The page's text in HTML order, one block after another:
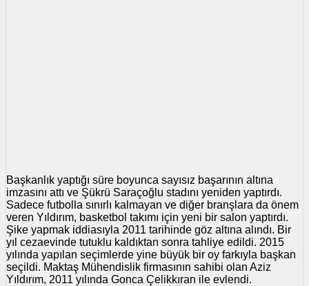
Başkanlık yaptığı süre boyunca sayısız başarının altına
imzasını attı ve Şükrü Saraçoğlu stadını yeniden yaptırdı.
Sadece futbolla sınırlı kalmayan ve diğer branşlara da önem
veren Yıldırım, basketbol takımı için yeni bir salon yaptırdı.
Şike yapmak iddiasıyla 2011 tarihinde göz altına alındı. Bir
yıl cezaevinde tutuklu kaldıktan sonra tahliye edildi. 2015
yılında yapılan seçimlerde yine büyük bir oy farkıyla başkan
seçildi. Maktaş Mühendislik firmasının sahibi olan Aziz
Yıldırım, 2011 yılında Gonca Çelikkıran ile evlendi.